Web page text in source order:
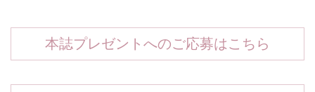
本誌プレゼントへのご応募はこちら